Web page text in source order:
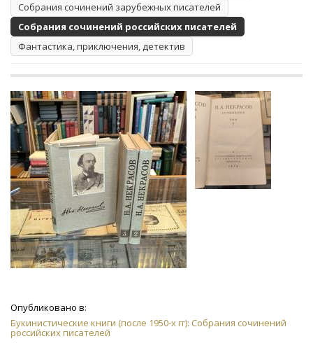
Собрания сочинений зарубежных писателей
Собрания сочинений российских писателей
Фантастика, приключения, детектив
Опубликовано в:
Букинистические книги (после 1950-х гг): Собрания сочинений
российских писателей